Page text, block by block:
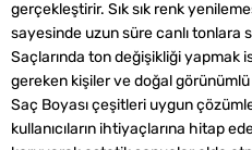
gerçekleştirir. Sık sık renk
sayesinde uzun süre canlı tonlara
Saçlarında ton değişikliği yapmak
gereken kişiler ve doğal
Saç Boyası çeşitleri uygun
kullanıcıların ihtiyaçlarına hitap